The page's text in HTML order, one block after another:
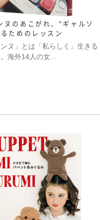
ヌのあこがれ、“ギャルソ
ためのレッスン
ンヌ」とは「私らしく」生きる
海外14人の女…